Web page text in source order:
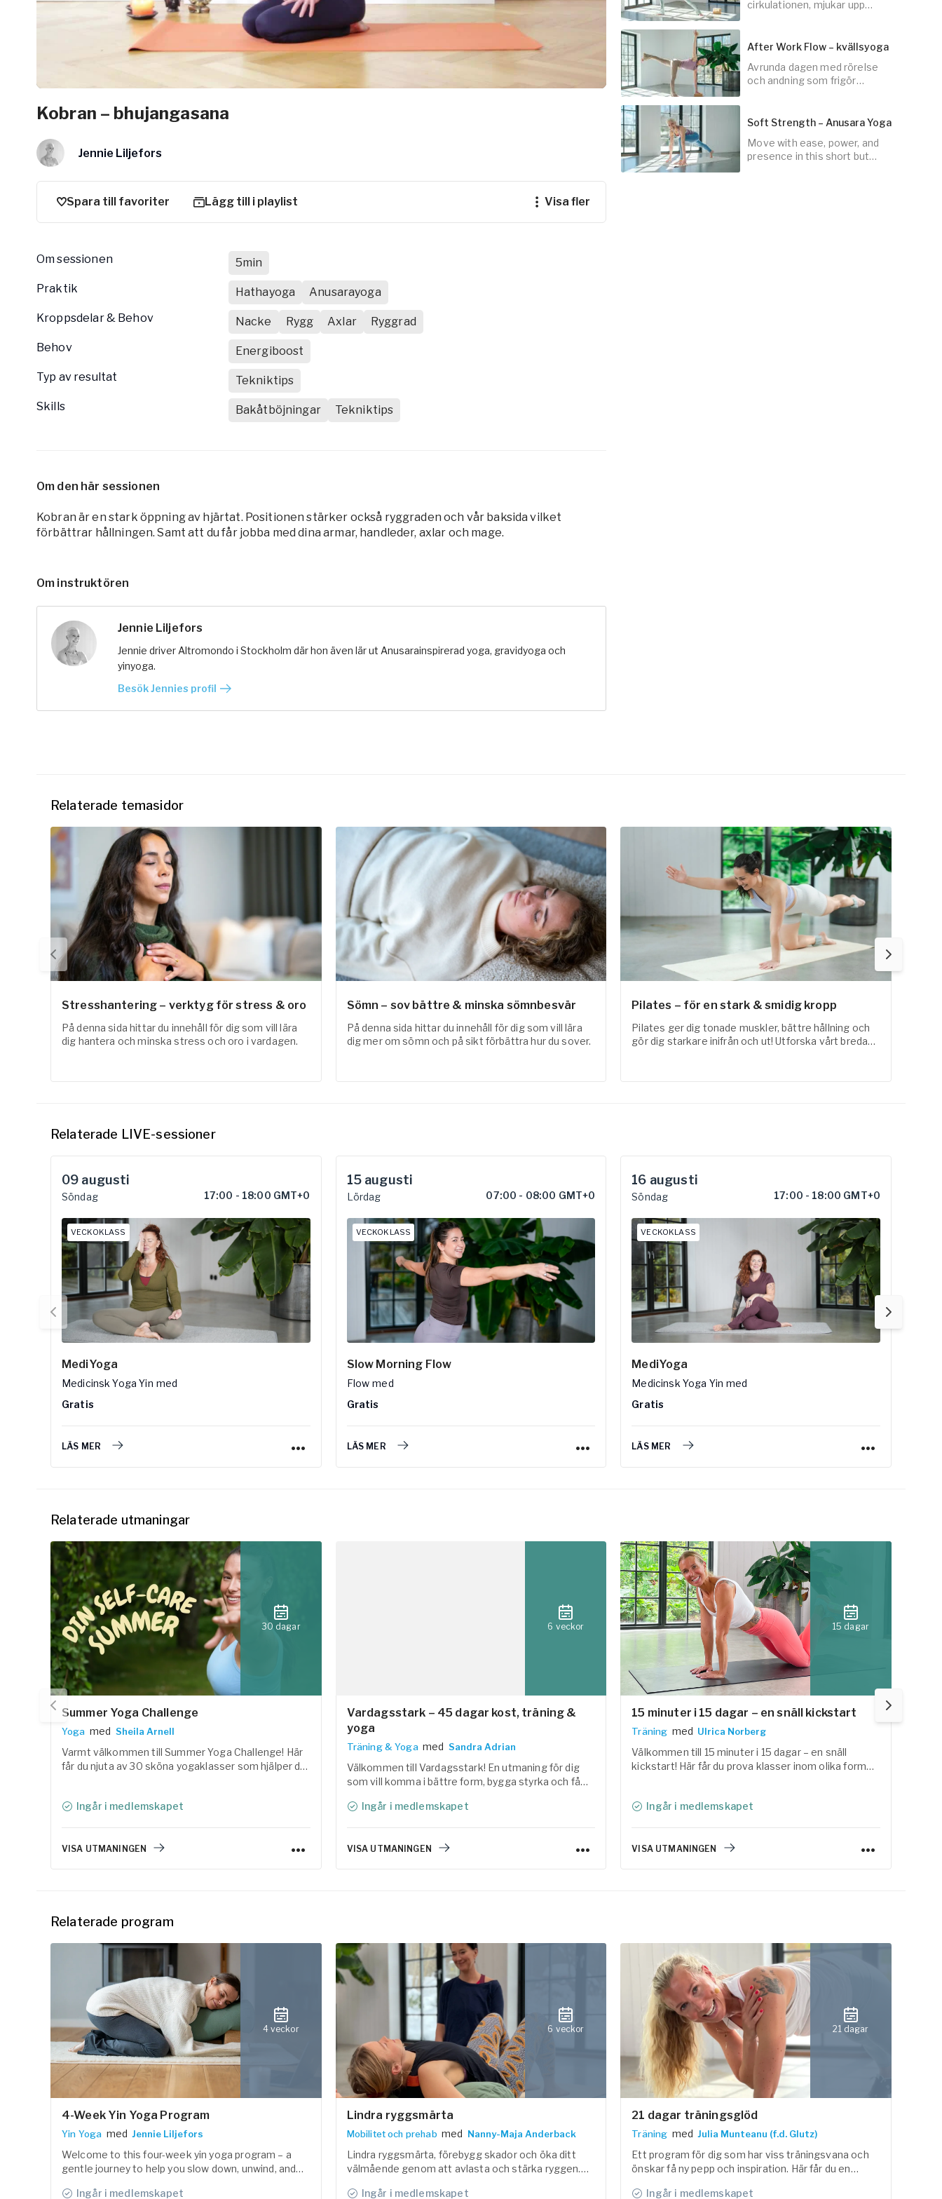
Arbetsgivare
Pausa Smart
Yogobe för yogalärare
Hotell & Konferens
Kobran – bhujangasana
Jennie Liljefors
Spara till favoriter Lägg till i playlist visa fler
Om sessionen
5min
Praktik
Hathayoga
Anusarayoga
Kroppsdelar & Behov
Nacke Rygg Axlar
Ryggrad
Behov
Energiboost
Typ av resultat
Tekniktips
Skills
Bakåtböjningar Tekniktips
Om den här sessionen
Kobran är en stark öppning av hjärtat. Positionen stärker också ryggraden och vår baksida vilket
förbättrar hållningen. Samt att du får jobba med dina armar, handleder, axlar och mage.
Om instruktören
Jennie Liljefors
Jennie driver Altromondo i Stockholm där hon även lär ut Anusarainspirerad yoga, gravidyoga och
yinyoga.
Besök Jennies profil
45min
cirkulationen, mjukar upp
30min
After Work Flow – kvällsyoga
Avrunda dagen med rörelse
och andning som frigör
Soft Strength – Anusara Yoga
Move with ease, power, and
presence in this short but
Relaterade temasidor
Stresshantering – verktyg för stress & oro
På denna sida hittar du innehåll för dig som vill lära
dig hantera och minska stress och oro i vardagen.
Sömn – sov bättre & minska sömnbesvär
På denna sida hittar du innehåll för dig som vill lära
dig mer om sömn och på sikt förbättra hur du sover.
Pilates – för en stark & smidig kropp
Pilates ger dig tonade muskler, bättre hållning och
gör dig starkare inifrån och ut! Utforska vårt breda
Relaterade LIVE-sessioner
09 augusti
Söndag 17:00 - 18:00 GMT+0
VECKOKLASS
MediYoga
Medicinsk Yoga Yin med
Gratis
LÄS MER
15 augusti
Lördag 07:00 - 08:00 GMT+0
VECKOKLASS
Slow Morning Flow
Flow med
Gratis
LÄS MER
16 augusti
Söndag 17:00 - 18:00 GMT+0
VECKOKLASS
MediYoga
Medicinsk Yoga Yin med
Gratis
LÄS MER
Relaterade utmaningar
30 dagar
Summer Yoga Challenge
Yoga med Sheila Arnell
Varmt välkommen till Summer Yoga Challenge! Här
får du njuta av 30 sköna yogaklasser som hjälper dig
Ingår i medlemskapet
VISA UTMANINGEN
6 veckor
Vardagsstark – 45 dagar kost, träning &
yoga
Träning & Yoga med Sandra Adrian
Välkommen till Vardagsstark! En utmaning för dig
som vill komma i bättre form, bygga styrka och få
Matkasse har vi samlat träning, yoga, återhämtning
Ingår i medlemskapet
VISA UTMANINGEN
15 dagar
15 minuter i 15 dagar – en snäll kickstart
Träning med Ulrica Norberg
Välkommen till 15 minuter i 15 dagar – en snäll
kickstart! Här får du prova klasser inom olika former
Ingår i medlemskapet
VISA UTMANINGEN
Relaterade program
4 veckor
4-Week Yin Yoga Program
Yin Yoga med Jennie Liljefors
Welcome to this four-week yin yoga program – a
gentle journey to help you slow down, unwind, and
Ingår i medlemskapet
6 veckor
Lindra ryggsmärta
Mobilitet och prehab med Nanny-Maja Anderback
Lindra ryggsmärta, förebygg skador och öka ditt
välmående genom att avlasta och stärka ryggen.
fysioterapi får du under vägledning av
Ingår i medlemskapet
21 dagar
21 dagar träningsglöd
Träning med Julia Munteanu (f.d. Glutz)
Ett program för dig som har viss träningsvana och
önskar få ny pepp och inspiration. Här får du en
optimal och hållbar för kroppen.
Ingår i medlemskapet